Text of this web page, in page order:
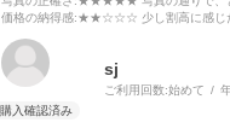
価格の納得感:★★☆☆☆ 少し割高に感じ
sj
ご利用回数:始めて